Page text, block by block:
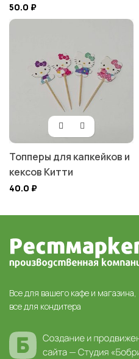
50.0 ₽
Топперы для капкейков и
кексов Китти
40.0 ₽
Все для вашего кафе и магазина,
все для кондитера